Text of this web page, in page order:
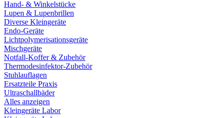
Hand- & Winkelstücke
Lupen & Lupenbrillen
Diverse Kleingeräte
Endo-Geräte
Lichtpolymerisationsgeräte
Mischgeräte
Notfall-Koffer & Zubehör
Thermodesinfektor-Zubehör
Stuhlauflagen
Ersatzteile Praxis
Ultraschallbäder
Alles anzeigen
Kleingeräte Labor